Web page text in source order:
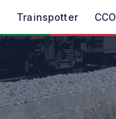
Trainspotter CCO